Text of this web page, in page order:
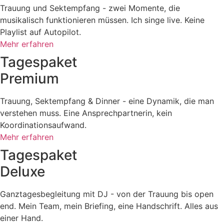
Trauung und Sektempfang - zwei Momente, die
musikalisch funktionieren müssen. Ich singe live. Keine
Playlist auf Autopilot.
Mehr erfahren
Tagespaket
Premium
Trauung, Sektempfang & Dinner - eine Dynamik, die man
verstehen muss. Eine Ansprechpartnerin, kein
Koordinationsaufwand.
Mehr erfahren
Tagespaket
Deluxe
Ganztagesbegleitung mit DJ - von der Trauung bis open
end. Mein Team, mein Briefing, eine Handschrift. Alles aus
einer Hand.